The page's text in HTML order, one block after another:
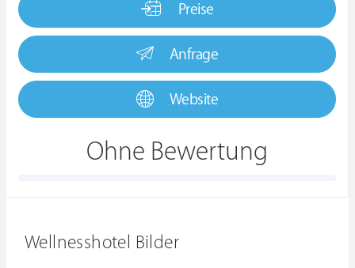
Preise
Anfrage
Website
Ohne Bewertung
Wellnesshotel Bilder